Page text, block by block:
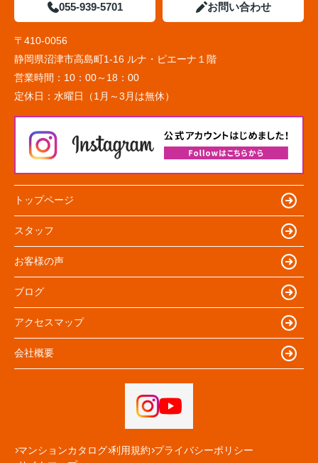
055-939-5701 お問い合わせ
〒410-0056
静岡県沼津市高島町1-16 ルナ・ピエーナ１階
営業時間： 10：00～18：00
定休日： 水曜日（1月～3月は無休）
トップページ
スタッフ
お客様の声
ブログ
アクセスマップ
会社概要
マンションカタログ 利用規約 プライバシーポリシー